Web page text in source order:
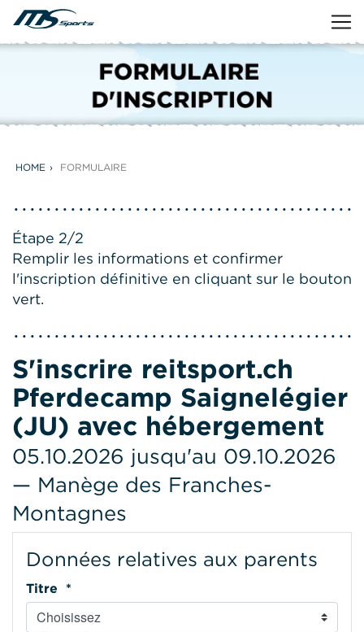
HOME FORMULAIRE
Étape 2/2
Remplir les informations et confirmer
l'inscription définitive en cliquant sur le bouton
vert.
S'inscrire reitsport.ch
Pferdecamp Saignelégier
(JU) avec hébergement
05.10.2026 jusqu'au 09.10.2026
— Manège des Franches-
Montagnes
Données relatives aux parents
Titre *